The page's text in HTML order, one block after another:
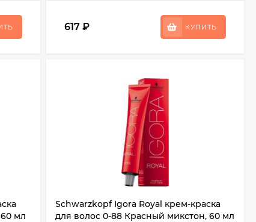
617 ₽ КУПИТЬ
мл
Schwarzkopf Igora Royal крем-краска
для волос 0-88 Красный микстон, 60 мл